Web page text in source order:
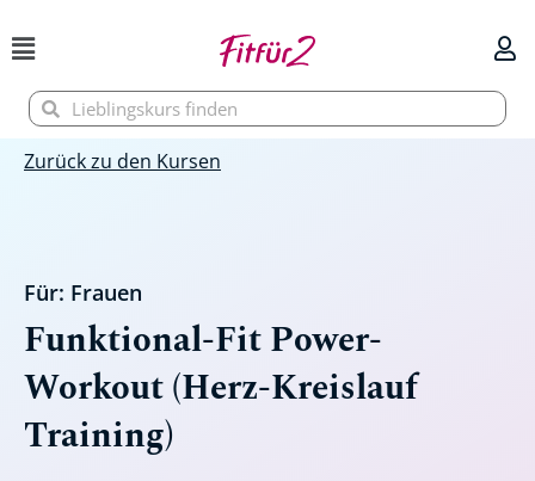
Inhalt
springen
SucheSuche
Zurück zu den Kursen
Für: Frauen
Funktional-Fit Power-
Workout (Herz-Kreislauf
Training)